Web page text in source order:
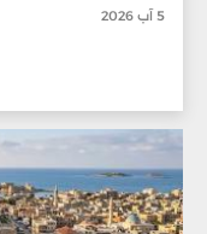
5 آب 2026